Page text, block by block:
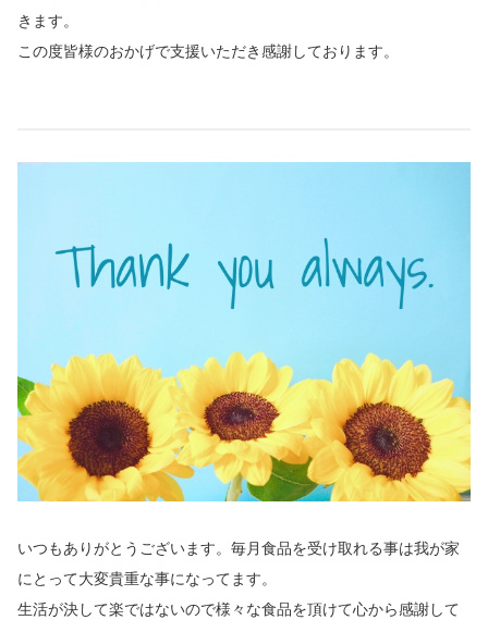
きます。
この度皆様のおかげで支援いただき感謝しております。
いつもありがとうございます。毎月食品を受け取れる事は我が家
にとって大変貴重な事になってます。
生活が決して楽ではないので様々な食品を頂けて心から感謝して